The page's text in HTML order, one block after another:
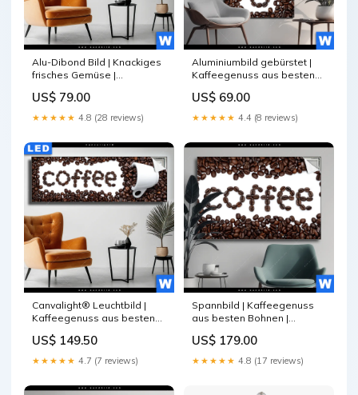
Alu-Dibond Bild | Knackiges
frisches Gemüse |
US$ 79.00
★★★★★ 4.8 (28 reviews)
Aluminiumbild gebürstet |
Kaffeegenuss aus besten
im Wald
US$ 69.00
★★★★★ 4.4 (8 reviews)
Canvalight® Leuchtbild |
Kaffeegenuss aus besten
US$ 149.50
★★★★★ 4.7 (7 reviews)
Spannbild | Kaffeegenuss
aus besten Bohnen |
US$ 179.00
★★★★★ 4.8 (17 reviews)